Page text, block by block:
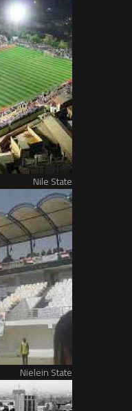
Nile State
Nielein State